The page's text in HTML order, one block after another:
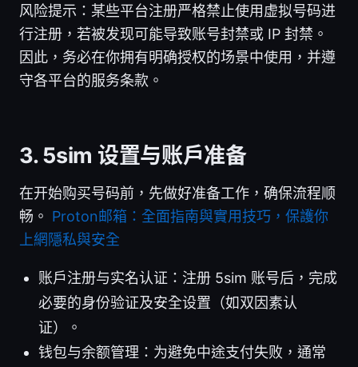
风险提示：某些平台注册严格禁止使用虚拟号码进
行注册，若被发现可能导致账号封禁或 IP 封禁。
因此，务必在你拥有明确授权的场景中使用，并遵
守各平台的服务条款。
3. 5sim 设置与账户准备
在开始购买号码前，先做好准备工作，确保流程顺
畅。 Proton邮箱：全面指南與實用技巧，保護你
上網隱私與安全
账户注册与实名认证：注册 5sim 账号后，完成
必要的身份验证及安全设置（如双因素认
证）。
钱包与余额管理：为避免中途支付失败，通常